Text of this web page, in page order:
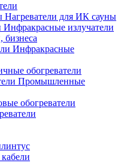
Нагреватели для ИК сауны
Инфракрасные излучатели
бизнеса
Инфракрасные
обогреватели
Промышленные
обогреватели